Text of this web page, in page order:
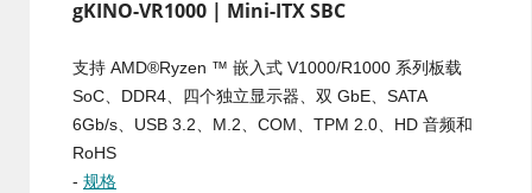
gKINO-VR1000 | Mini-ITX SBC
支持 AMD®Ryzen ™ 嵌入式 V1000/R1000 系列板载
SoC、DDR4、四个独立显示器、双 GbE、SATA
6Gb/s、USB 3.2、M.2、COM、TPM 2.0、HD 音频和
RoHS
- 规格